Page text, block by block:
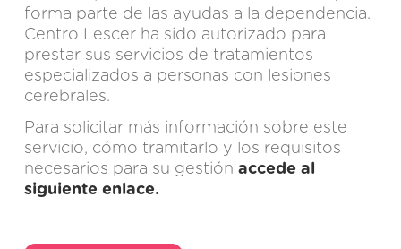
forma parte de las ayudas a la dependencia.
Centro Lescer ha sido autorizado para
prestar sus servicios de tratamientos
especializados a personas con lesiones
cerebrales.
Para solicitar más información sobre este
servicio, cómo tramitarlo y los requisitos
necesarios para su gestión accede al
siguiente enlace.